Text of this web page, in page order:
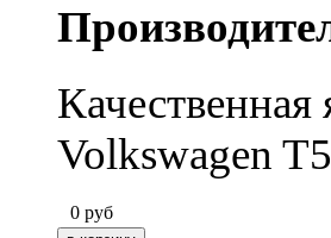
Volkswagen
0 руб